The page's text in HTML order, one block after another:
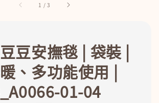
1 /3
豆安撫毯 | 袋裝 |
、多功能使用 |
01-04